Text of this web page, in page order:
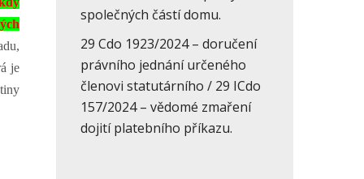
je
společných částí domu.
29 Cdo 1923/2024 – doručení
právního jednání určeného
členovi statutárního / 29 ICdo
157/2024 – vědomé zmaření
dojití platebního příkazu.